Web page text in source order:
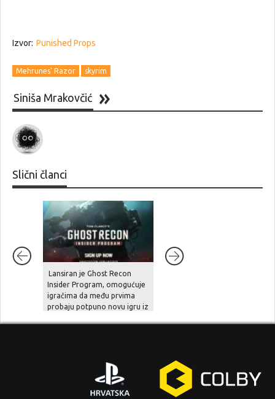
Izvor: Punished Props
Mehrunes’ Razor skyrim
Siniša Mrakovčić
Slični članci
Lansiran je Ghost Recon
Insider Program, omogućuje
igračima da među prvima
probaju potpuno novu igru iz
7.7